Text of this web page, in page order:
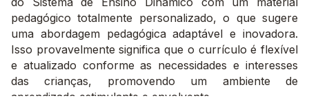
pedagógico totalmente personalizado, o que sugere
uma abordagem pedagógica adaptável e inovadora.
Isso provavelmente significa que o currículo é flexível
e atualizado conforme as necessidades e interesses
das crianças, promovendo um ambiente de
aprendizado estimulante e envolvente.